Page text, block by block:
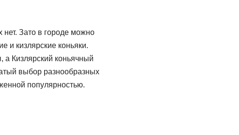
нет. Зато в городе можно
и кизлярские коньяки.
а Кизлярский коньячный
выбор разнообразных
популярностью.